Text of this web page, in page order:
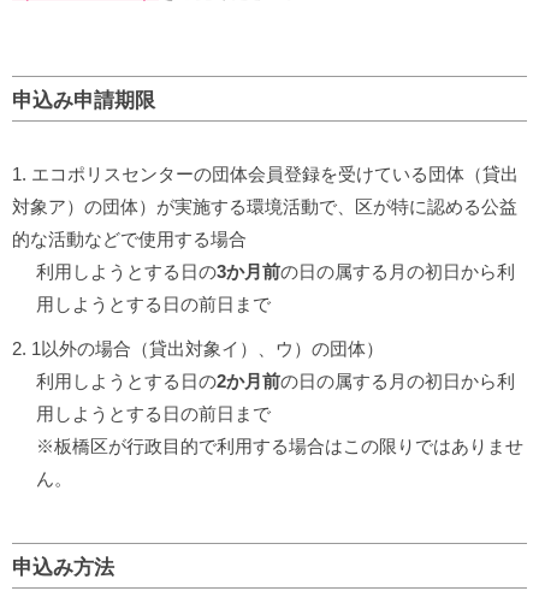
申込み申請期限
エコポリスセンターの団体会員登録を受けている団体（貸出
対象ア）の団体）が実施する環境活動で、区が特に認める公益
的な活動などで使用する場合
利用しようとする日の3か月前の日の属する月の初日から利
用しようとする日の前日まで
1以外の場合（貸出対象イ）、ウ）の団体）
利用しようとする日の2か月前の日の属する月の初日から利
用しようとする日の前日まで
※板橋区が行政目的で利用する場合はこの限りではありませ
ん。
申込み方法